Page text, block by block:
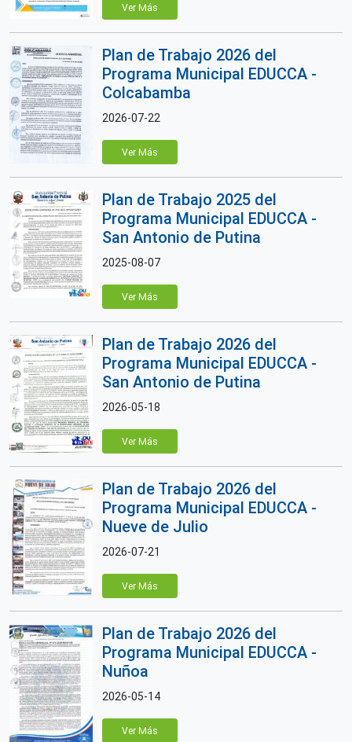
Ver Más
Plan de Trabajo 2026 del
Programa Municipal EDUCCA -
Colcabamba
2026-07-22
Ver Más
Plan de Trabajo 2025 del
Programa Municipal EDUCCA -
San Antonio de Putina
2025-08-07
Ver Más
Plan de Trabajo 2026 del
Programa Municipal EDUCCA -
San Antonio de Putina
2026-05-18
Ver Más
Plan de Trabajo 2026 del
Programa Municipal EDUCCA -
Nueve de Julio
2026-07-21
Ver Más
Plan de Trabajo 2026 del
Programa Municipal EDUCCA -
Nuñoa
2026-05-14
Ver Más